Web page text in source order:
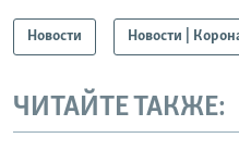
Новости Новости |
ЧИТАЙТЕ ТАКЖЕ: